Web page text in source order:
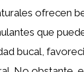
ofrecen
que
bucal,